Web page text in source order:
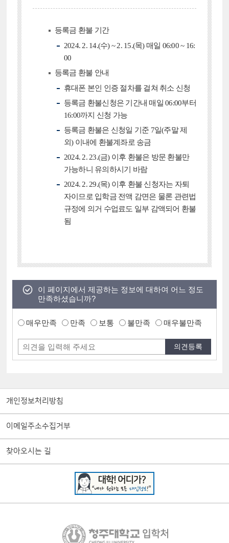
등록금 환불 기간
2024. 2. 14.(수) ~ 2. 15.(목) 매일 06:00 ~ 16:
00
등록금 환불 안내
휴대폰 본인 인증 절차를 걸쳐 취소 신청
등록금 환불신청은 기간내 매일 06:00부터
16:00까지 신청 가능
등록금 환불은 신청일 기준 7일(주말 제
외) 이내에 환불계좌로 송금
2024. 2. 23.(금) 이후 환불은 방문 환불만
가능하니 유의하시기 바람
2024. 2. 29.(목) 이후 환불 신청자는 자퇴
자이므로 입학금 전액 감면은 물론 관련법
규정에 의거 수업료도 일부 감액되어 환불
됨
이 페이지에서 제공하는 정보에 대하여 어느 정도
만족하셨습니까?
매우만족 만족 보통 불만족 매우불만족
개인정보처리방침
이메일주소수집거부
찾아오시는 길